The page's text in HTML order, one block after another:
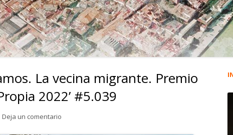
La vecina migrante. Premio
2022’ #5.039
Deja un comentario para Roxana Cavero Ramos. La vecina migrante. Premio